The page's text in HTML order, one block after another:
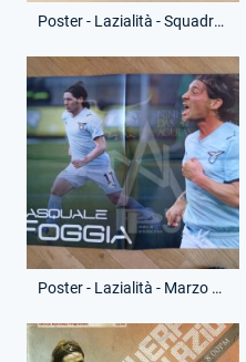
Poster - Lazialità - Squadra Schierata
Poster - Lazialità - Marzo 2009 - Pasquale Foggia - (Interno)